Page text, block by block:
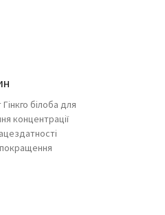
білоба для
концентрації